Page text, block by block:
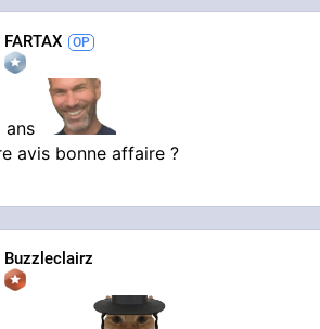
FARTAX
ans
avis bonne affaire ?
Buzzleclairz